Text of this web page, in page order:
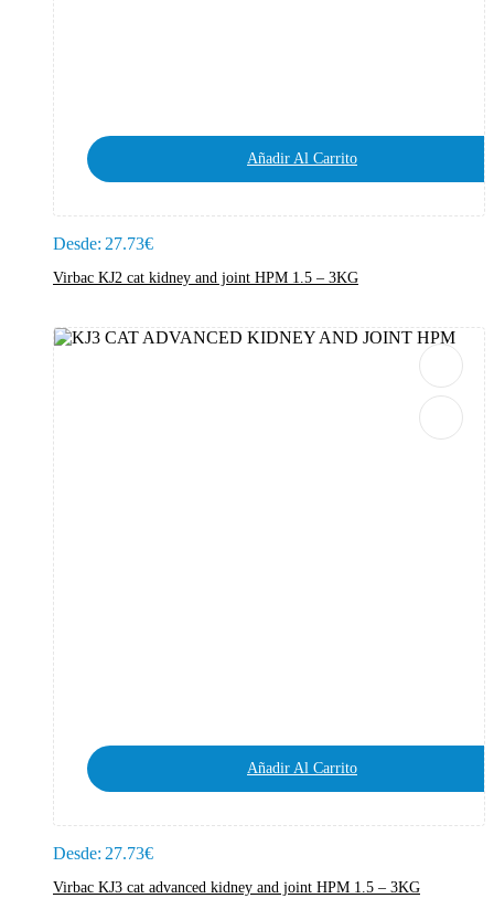
Añadir Al Carrito
Desde: 27.73€
Virbac KJ2 cat kidney and joint HPM 1.5 – 3KG
Añadir Al Carrito
Desde: 27.73€
Virbac KJ3 cat advanced kidney and joint HPM 1.5 – 3KG